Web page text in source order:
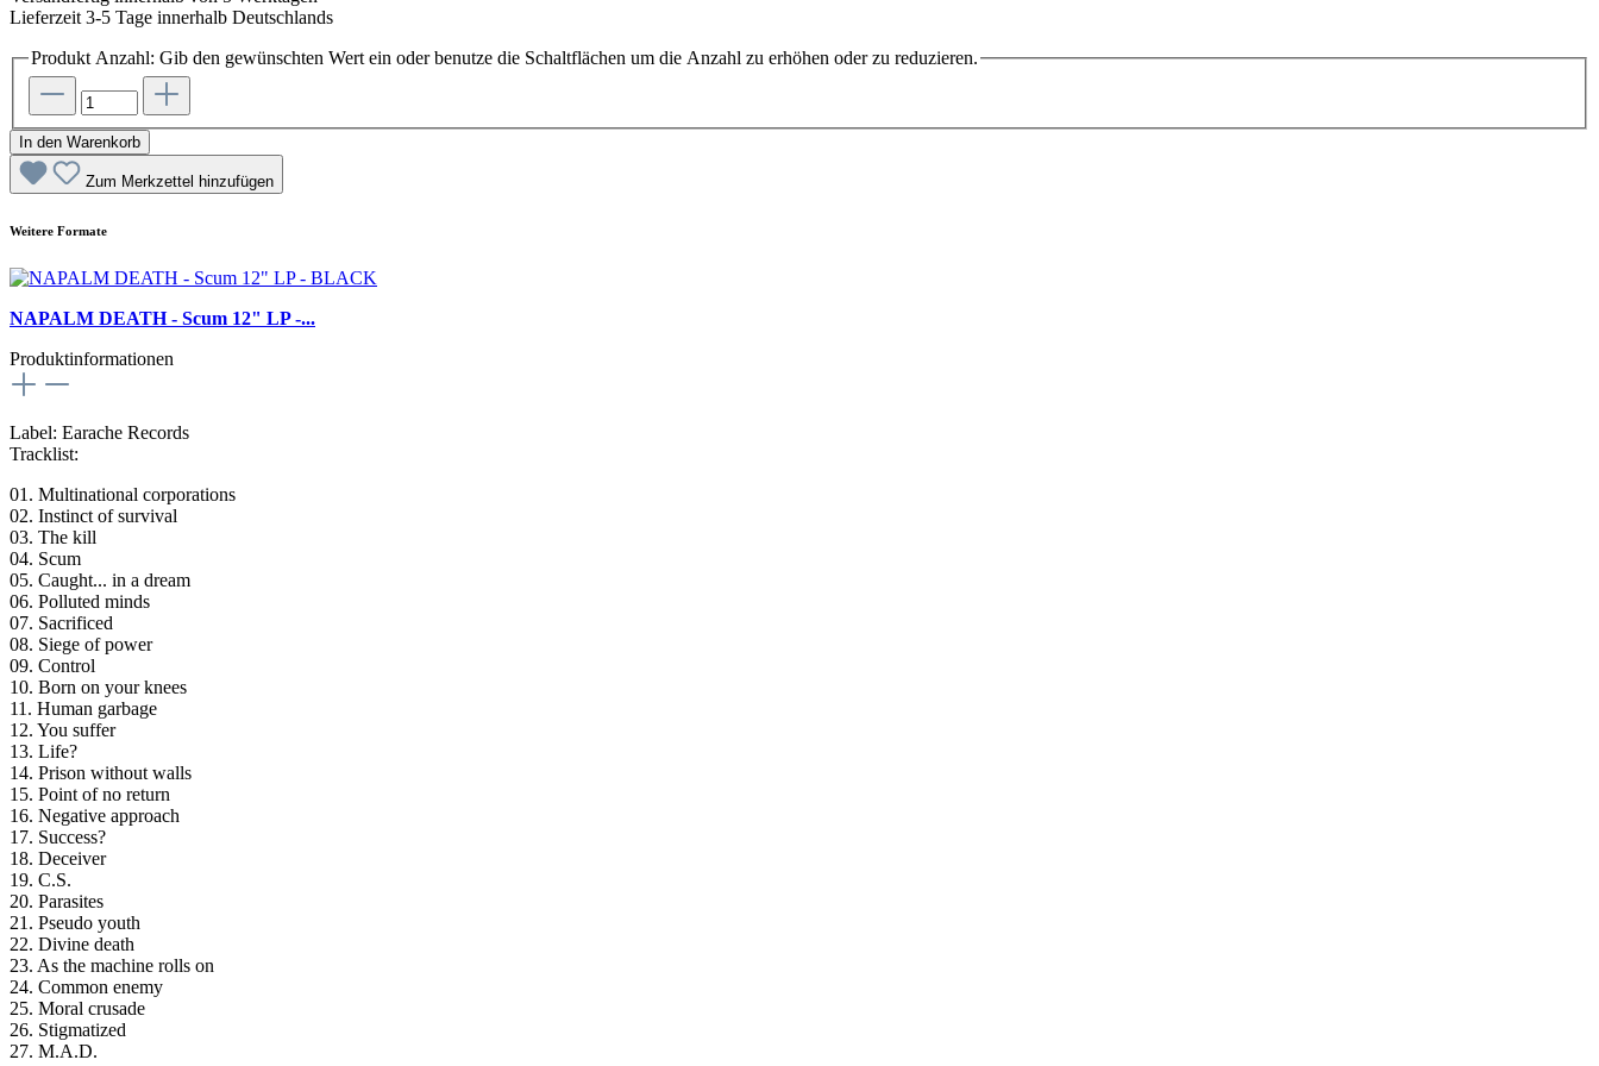
Lieferzeit 3-5 Tage innerhalb Deutschlands
Produkt Anzahl: Gib den gewünschten Wert ein oder benutze die Schaltflächen um die Anzahl zu erhöhen oder zu reduzieren.
In den Warenkorb
Zum Merkzettel hinzufügen
Weitere Formate
NAPALM DEATH - Scum 12" LP -...
Produktinformationen
Label: Earache Records
Tracklist:
01. Multinational corporations
02. Instinct of survival
03. The kill
04. Scum
05. Caught... in a dream
06. Polluted minds
07. Sacrificed
08. Siege of power
09. Control
10. Born on your knees
11. Human garbage
12. You suffer
13. Life?
14. Prison without walls
15. Point of no return
16. Negative approach
17. Success?
18. Deceiver
19. C.S.
20. Parasites
21. Pseudo youth
22. Divine death
23. As the machine rolls on
24. Common enemy
25. Moral crusade
26. Stigmatized
27. M.A.D.